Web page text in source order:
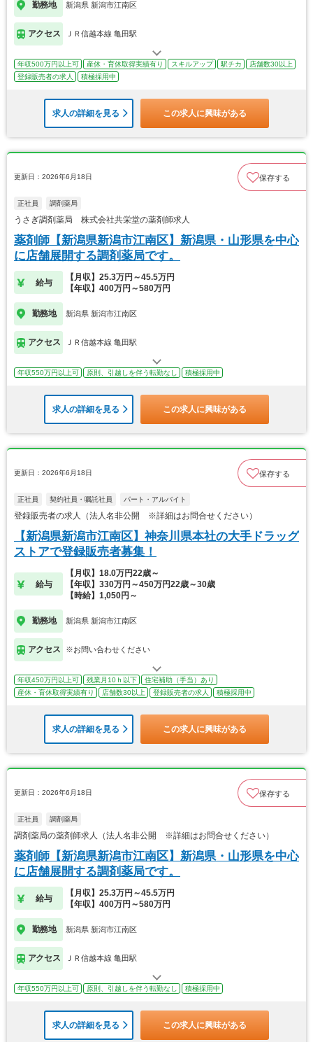
勤務地 新潟県 新潟市江南区
アクセス ＪＲ信越本線 亀田駅
年収500万円以上可 産休・育休取得実績有り スキルアップ 駅チカ
店舗数30以上
登録販売者の求人
積極採用中
求人の詳細を見る この求人に興味がある
更新日：2026年6月18日 保存する
正社員 調剤薬局
うさぎ調剤薬局 株式会社共栄堂の薬剤師求人
薬剤師【新潟県新潟市江南区】新潟県・山形県を中心
に店舗展開する調剤薬局です。
給与
【月収】25.3万円～45.5万円
【年収】400万円～580万円
勤務地 新潟県 新潟市江南区
アクセス ＪＲ信越本線 亀田駅
年収550万円以上可 原則、引越しを伴う転勤なし 積極採用中
求人の詳細を見る この求人に興味がある
更新日：2026年6月18日 保存する
正社員 契約社員・嘱託社員 パート・アルバイト
登録販売者の求人（法人名非公開 ※詳細はお問合せください）
【新潟県新潟市江南区】神奈川県本社の大手ドラッグ
ストアで登録販売者募集！
給与
【月収】18.0万円22歳～
【年収】330万円～450万円22歳～30歳
【時給】1,050円～
勤務地 新潟県 新潟市江南区
アクセス ※お問い合わせください
年収450万円以上可 残業月10ｈ以下
住宅補助（手当）あり
産休・育休取得実績有り
店舗数30以上 登録販売者の求人 積極採用中
求人の詳細を見る この求人に興味がある
更新日：2026年6月18日 保存する
正社員 調剤薬局
調剤薬局の薬剤師求人（法人名非公開 ※詳細はお問合せください）
薬剤師【新潟県新潟市江南区】新潟県・山形県を中心
に店舗展開する調剤薬局です。
給与
【月収】25.3万円～45.5万円
【年収】400万円～580万円
勤務地 新潟県 新潟市江南区
アクセス ＪＲ信越本線 亀田駅
年収550万円以上可 原則、引越しを伴う転勤なし 積極採用中
求人の詳細を見る この求人に興味がある